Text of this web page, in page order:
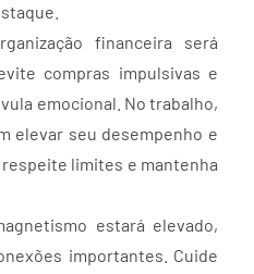
financeira será
compras impulsivas e
emocional. No trabalho,
elevar seu desempenho e
limites e mantenha
estará elevado,
importantes. Cuide